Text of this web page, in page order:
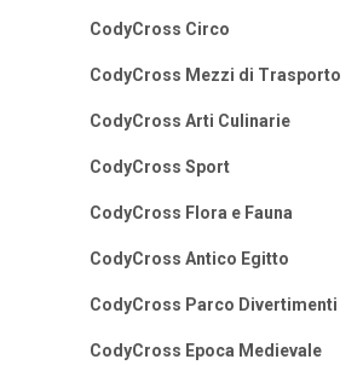
CodyCross Circo
CodyCross Mezzi di Trasporto
CodyCross Arti Culinarie
CodyCross Sport
CodyCross Flora e Fauna
CodyCross Antico Egitto
CodyCross Parco Divertimenti
CodyCross Epoca Medievale